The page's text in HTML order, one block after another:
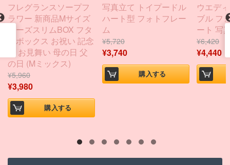
フレグランスソープフ
ラワー 新商品Mサイズ
ローズスリムBOX フタ
付ボックス お祝い 記念
日 お見舞い 母の日 父
の日 (Mミックス)
¥5,960
¥3,980
購入する
写真立て トイプードル
ハート型 フォトフレー
ム
¥5,720
¥3,740
購入する
ウエデ
ブル フ
ート 写
¥6,420
¥4,440